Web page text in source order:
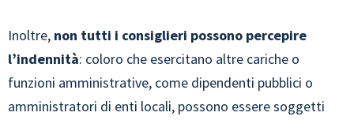
Inoltre, non tutti i consiglieri possono percepire
l’indennità: coloro che esercitano altre cariche o
funzioni amministrative, come dipendenti pubblici o
amministratori di enti locali, possono essere soggetti